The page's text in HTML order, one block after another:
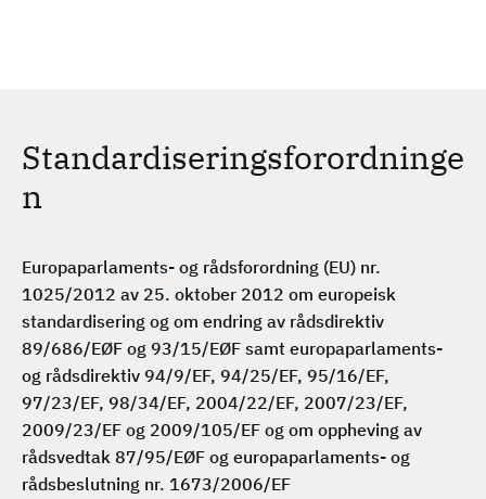
Standardiseringsforordninge
n
Europaparlaments- og rådsforordning (EU) nr.
1025/2012 av 25. oktober 2012 om europeisk
standardisering og om endring av rådsdirektiv
89/686/EØF og 93/15/EØF samt europaparlaments-
og rådsdirektiv 94/9/EF, 94/25/EF, 95/16/EF,
97/23/EF, 98/34/EF, 2004/22/EF, 2007/23/EF,
2009/23/EF og 2009/105/EF og om oppheving av
rådsvedtak 87/95/EØF og europaparlaments- og
rådsbeslutning nr. 1673/2006/EF